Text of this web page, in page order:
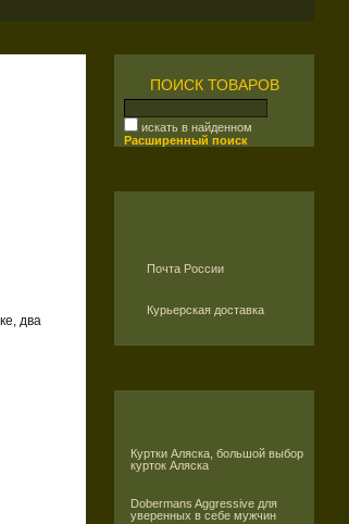
ПОИСК ТОВАРОВ
искать в найденном
Расширенный поиск
Почта России
Курьерская доставка
Куртки Аляска, большой выбор
курток Аляска
Dobermans Aggressive для
уверенных в себе мужчин
два